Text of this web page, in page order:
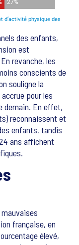
des enfants,
est
revanche, les
conscients de
souligne la
pour les
demain. En effet,
reconnaissent et
enfants, tandis
ans affichent
française, en
élevé,